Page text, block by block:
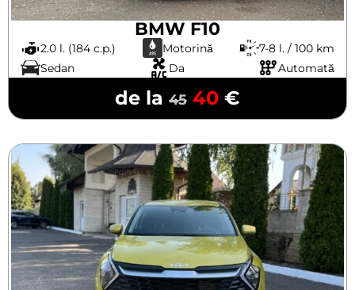
BMW F10
2.0 l. (184 c.p.) Motorină
7-8 l. / 100 km
Sedan
Da Automată
de la 45 40 €